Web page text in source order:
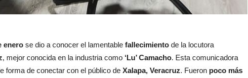
enero se dio a conocer el lamentable fallecimiento de la locutora
, mejor conocida en la industria como ‘Lu’ Camacho. Esta comunicadora
forma de conectar con el público de Xalapa, Veracruz. Fueron poco más